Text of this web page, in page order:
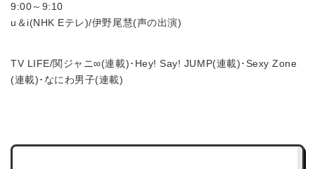
9:00～9:10
u＆i(NHK Eテレ)/伊野尾慧(声の出演)
TV LIFE/関ジャニ∞(連載)･Hey! Say! JUMP(連載)･Sexy Zone
(連載)･なにわ男子(連載)